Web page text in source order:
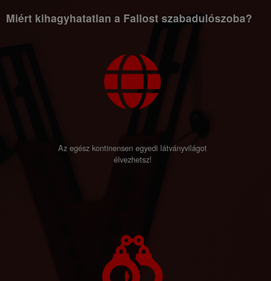
Miért kihagyhatatlan a Fallost szabadulószoba?
Az egész kontinensen egyedi látványvilágot
élvezhetsz!